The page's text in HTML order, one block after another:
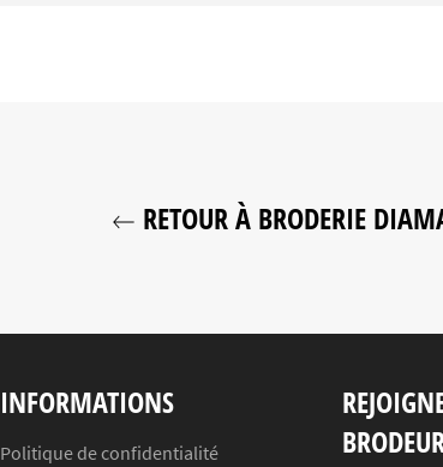
RETOUR À BRODERIE
INFORMATIONS
Politique de confidentialité